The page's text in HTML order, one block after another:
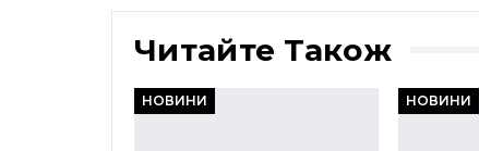
Читайте Також
НОВИНИ НОВИНИ